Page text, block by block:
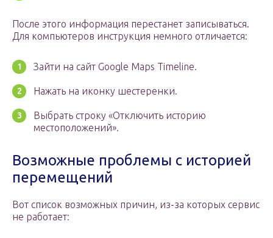
После этого информация перестанет записываться.
Для компьютеров инструкция немного отличается:
Зайти на сайт Google Maps Timeline.
Нажать на иконку шестеренки.
Выбрать строку «Отключить историю
местоположений».
Возможные проблемы с историей
перемещений
Вот список возможных причин, из-за которых сервис
не работает: